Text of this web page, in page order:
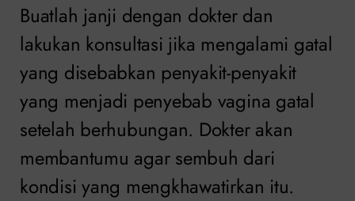
Buatlah janji dengan dokter dan
lakukan konsultasi jika mengalami gatal
yang disebabkan penyakit-penyakit
yang menjadi penyebab vagina gatal
setelah berhubungan. Dokter akan
membantumu agar sembuh dari
kondisi yang mengkhawatirkan itu.